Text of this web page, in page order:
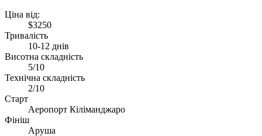
Ціна від:
$3250
Тривалість
10-12 днів
Висотна складність
5/10
Технічна складність
2/10
Старт
Аеропорт Кіліманджаро
Фініш
Аруша